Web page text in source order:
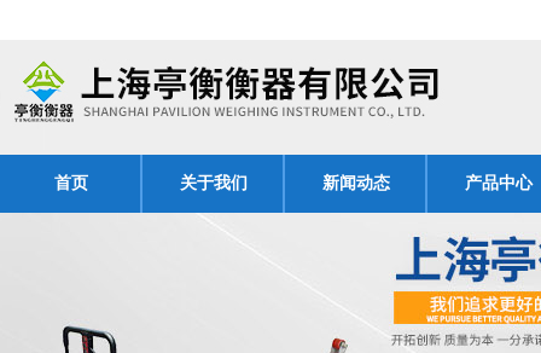
首页 关于我们 新闻动态 产品中心